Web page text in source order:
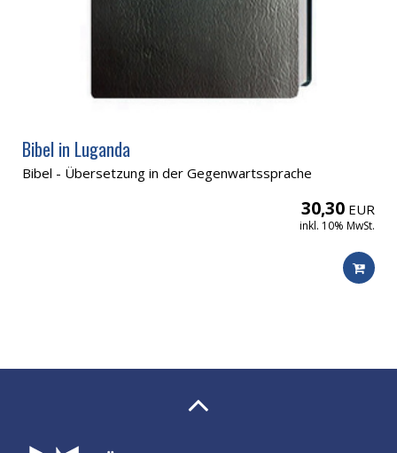
Bibel in Luganda
Bibel - Übersetzung in der Gegenwartssprache
30,30 EUR
inkl. 10% MwSt.